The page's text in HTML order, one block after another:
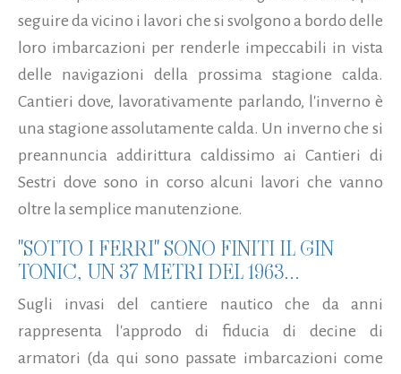
seguire da vicino i lavori che si svolgono a bordo delle
loro imbarcazioni per renderle impeccabili in vista
delle navigazioni della prossima stagione calda.
Cantieri dove, lavorativamente parlando, l'inverno è
una stagione assolutamente calda. Un inverno che si
preannuncia addirittura caldissimo ai Cantieri di
Sestri dove sono in corso alcuni lavori che vanno
oltre la semplice manutenzione.
"SOTTO I FERRI" SONO FINITI IL GIN
TONIC, UN 37 METRI DEL 1963...
Sugli invasi del cantiere nautico che da anni
rappresenta l'approdo di fiducia di decine di
armatori (da qui sono passate imbarcazioni come